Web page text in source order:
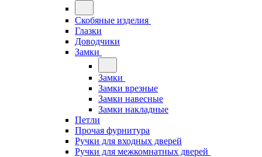
Скобяные изделия
Глазки
Доводчики
Замки
Замки
Замки врезные
Замки навесные
Замки накладные
Петли
Прочая фурнитура
Ручки для входных дверей
Ручки для межкомнатных дверей